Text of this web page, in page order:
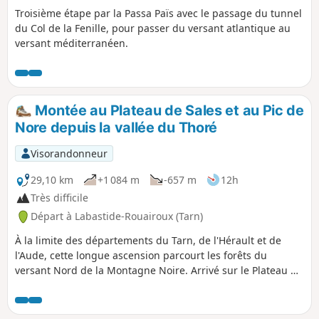
Troisième étape par la Passa Païs avec le passage du tunnel
du Col de la Fenille, pour passer du versant atlantique au
versant méditerranéen.
Montée au Plateau de Sales et au Pic de
Nore depuis la vallée du Thoré
Visorandonneur
29,10 km
+1 084 m -657 m
12h
Très difficile
Départ à Labastide-Rouairoux (Tarn)
À la limite des départements du Tarn, de l'Hérault et de
l'Aude, cette longue ascension parcourt les forêts du
versant Nord de la Montagne Noire. Arrivé sur le Plateau de
typiques. On retrouve ensuite la solitude le long du Parc
Naturel Régional du Haut-Languedoc avec les Monts de